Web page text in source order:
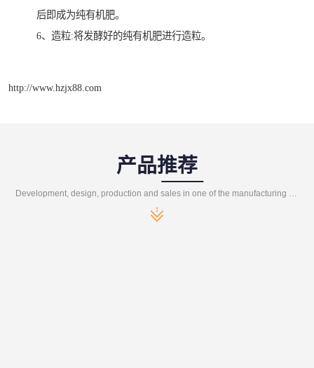
后即成为纯有机肥。
6、造粒:将发酵好的纯有机肥进行造粒。
http://www.hzjx88.com
产品推荐
Development, design, production and sales in one of the manufacturing enterprises